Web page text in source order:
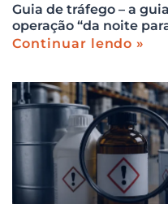
Guia de tráfego – a
operação “da noite
Continuar lendo »